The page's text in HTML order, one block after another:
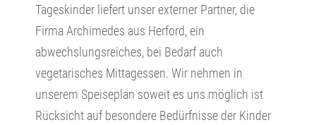
Tageskinder liefert unser externer Partner, die
Firma Archimedes aus Herford, ein
abwechslungsreiches, bei Bedarf auch
vegetarisches Mittagessen. Wir nehmen in
unserem Speiseplan soweit es uns möglich ist
Rücksicht auf besondere Bedürfnisse der Kinder